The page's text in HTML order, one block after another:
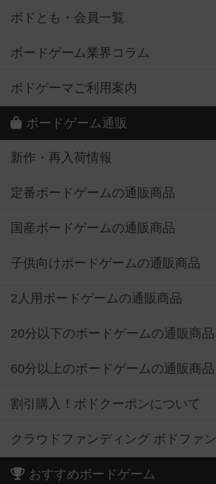
ボドとも・会員一覧
ボードゲーム業界コラム
ボドゲーマご利用案内
ボードゲーム通販
新作・再入荷情報
定番ボードゲームの通販商品
国産ボードゲームの通販商品
子供向けボードゲームの通販商品
2人用ボードゲームの通販商品
20分以下のボードゲームの通販商品
60分以上のボードゲームの通販商品
割引購入！ボドクーポンについて
クラウドファンディング ボドファン
おすすめボードゲーム